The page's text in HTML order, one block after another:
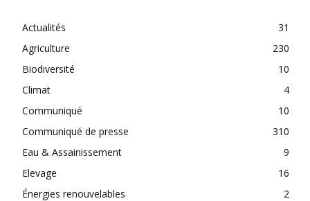
Actualités
31
Agriculture
230
Biodiversité
10
Climat
4
Communiqué
10
Communiqué de presse
310
Eau & Assainissement
9
Elevage
16
Énergies renouvelables
2